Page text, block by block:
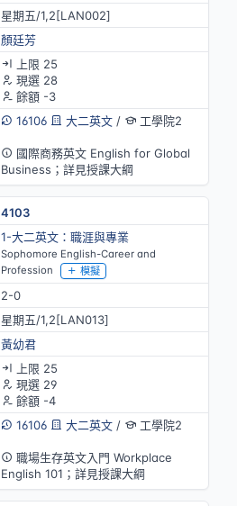
星期五/1,2[LAN002]
顏廷芳
上限 25
現選 28
餘額 -3
16106
大二英文/ 工學院2
國際商務英文 English for Global
Business；詳見授課大綱
4103
1-大二英文：職涯與專業
Sophomore English-Career and
Profession
模擬
2-0
星期五/1,2[LAN013]
黃幼君
上限 25
現選 29
餘額 -4
16106
大二英文/ 工學院2
職場生存英文入門 Workplace
English 101；詳見授課大綱